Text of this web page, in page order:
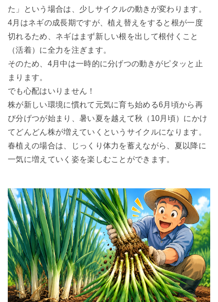
た」という場合は、少しサイクルの動きが変わります。
4月はネギの成長期ですが、植え替えをすると根が一度
切れるため、ネギはまず新しい根を出して根付くこと
（活着）に全力を注ぎます。
そのため、4月中は一時的に分げつの動きがピタッと止
まります。
でも心配はいりません！
株が新しい環境に慣れて元気に育ち始める6月頃から再
び分げつが始まり、暑い夏を越えて秋（10月頃）にかけ
てどんどん株が増えていくというサイクルになります。
春植えの場合は、じっくり体力を蓄えながら、夏以降に
一気に増えていく姿を楽しむことができます。